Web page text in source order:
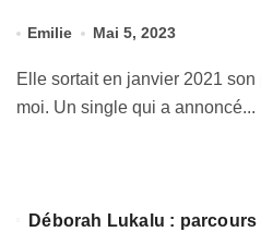
Emilie Mai 5, 2023
Elle sortait en janvier 2021 son premier single intitulé Parle
moi. Un single qui a annoncé...
Déborah Lukalu : parcours